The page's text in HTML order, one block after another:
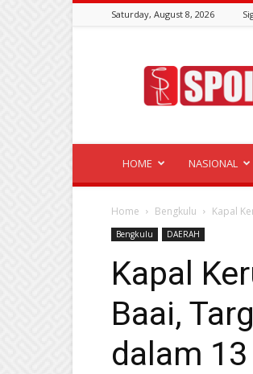
Saturday, August 8, 2026
HOME NASIONAL
Home Bengkulu Kapal
Bengkulu DAERAH
Kapal
Baai,
dalam